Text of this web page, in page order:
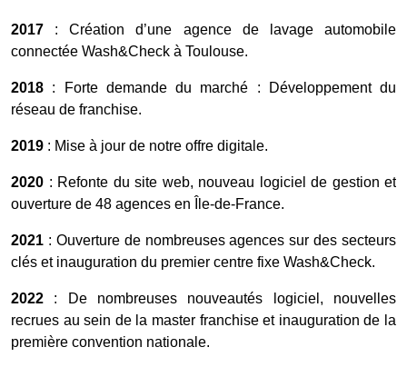
2017 : Création d’une agence de lavage automobile
connectée Wash&Check à Toulouse.
2018 : Forte demande du marché : Développement du
réseau de franchise.
2019 : Mise à jour de notre offre digitale.
2020 : Refonte du site web, nouveau logiciel de gestion et
ouverture de 48 agences en Île-de-France.
2021 : Ouverture de nombreuses agences sur des secteurs
clés et inauguration du premier centre fixe Wash&Check.
2022 : De nombreuses nouveautés logiciel, nouvelles
recrues au sein de la master franchise et inauguration de la
première convention nationale.